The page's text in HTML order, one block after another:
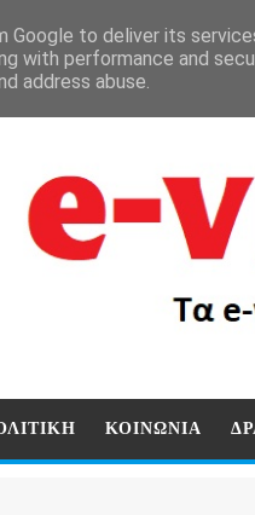
ΚΟΙΝΩΝΙΑ
Google to deliver its
with performance and
address abuse.